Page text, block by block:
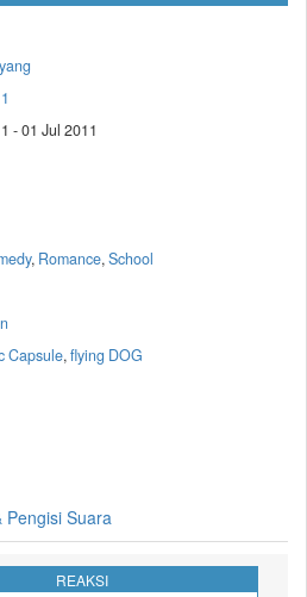
- 01 Jul 2011
, Romance,School
Capsule,flying DOG
Pengisi Suara
REAKSI